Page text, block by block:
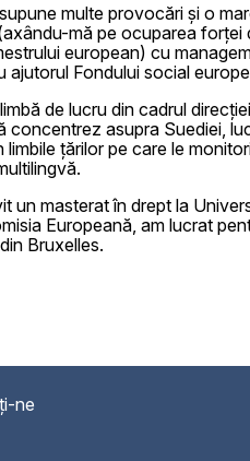
multe provocări și o
mă pe ocuparea forței
european) cu
ajutorul Fondului social
de lucru din cadrul
concentrez asupra Suediei,
limbile țărilor pe care le
un masterat în drept la
Europeană, am lucrat
Bruxelles.
ne